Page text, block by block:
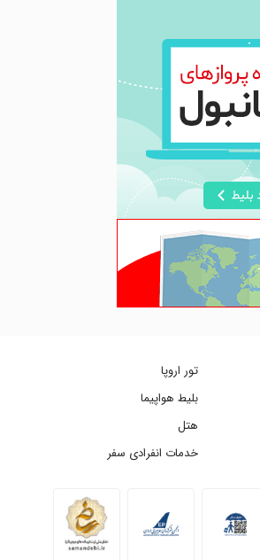
تور اروپا
بلیط هواپیما
هتل
خدمات انفرادی سفر